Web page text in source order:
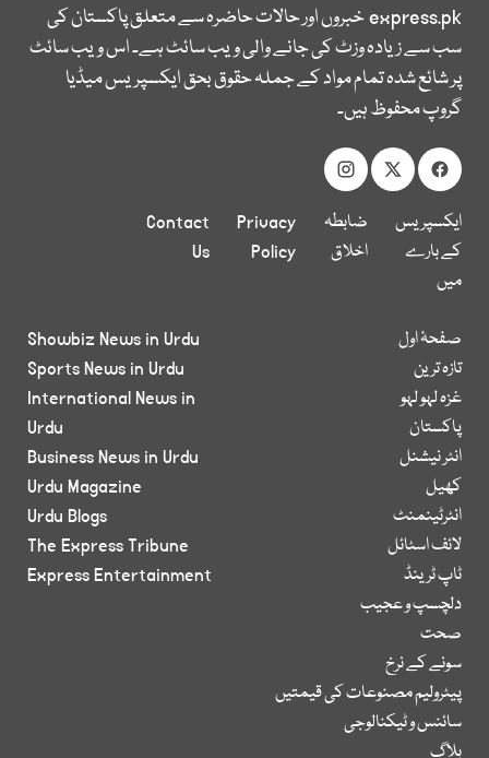
express.pkخبروں اور حالات حاضرہ سے متعلق پاکستان کی
سب سے زیادہ وزٹ کی جانے والی ویب سائٹ ہے۔ اس ویب سائٹ
پر شائع شدہ تمام مواد کے جملہ حقوق بحق ایکسپریس میڈیا
گروپ محفوظ ہیں۔
ایکسپریس
کے بارے
میں
ضابطہ
اخلاق
Privacy
Policy
Contact
Us
صفحۂ اول
تازہ ترین
غزہ لہو لہو
پاکستان
انٹر نیشنل
کھیل
انٹرٹینمنٹ
لائف اسٹائل
ٹاپ ٹرینڈ
دلچسپ و عجیب
صحت
سونے کے نرخ
پیٹرولیم مصنوعات کی قیمتیں
سائنس و ٹیکنالوجی
بلاگ
Showbiz News in Urdu
Sports News in Urdu
International News in
Urdu
Business News in Urdu
Urdu Magazine
Urdu Blogs
The Express Tribune
Express Entertainment